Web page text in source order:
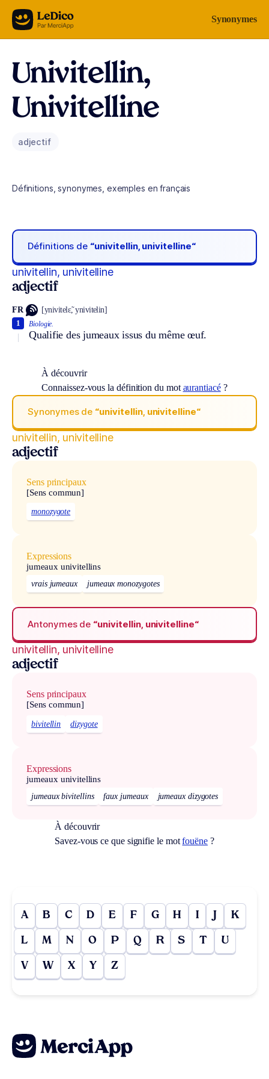
Aller au contenu Synonymes
Univitellin,
Univitelline
adjectif
Définitions, synonymes, exemples en français
Définitions de “univitellin, univitelline“
univitellin, univitelline
adjectif
FR [ynivitelɛ̃, ynivitelin]
Biologie.
Qualifie des jumeaux issus du même œuf.
1
À découvrir
Connaissez-vous la définition du mot aurantiacé?
Synonymes de “univitellin, univitelline“
univitellin, univitelline
adjectif
Sens principaux
[Sens commun]
monozygote
Expressions
jumeaux univitellins
vrais jumeaux jumeaux monozygotes
Antonymes de “univitellin, univitelline“
univitellin, univitelline
adjectif
Sens principaux
[Sens commun]
bivitellin dizygote
Expressions
jumeaux univitellins
jumeaux bivitellins faux jumeaux jumeaux dizygotes
À découvrir
Savez-vous ce que signifie le motfouëne?
A B C D E F G H I J K
L M N O P Q R S T U
V W X Y Z